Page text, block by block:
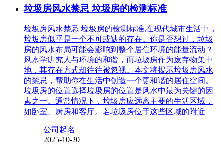
垃圾房风水禁忌 垃圾房的检测标准
垃圾房风水禁忌 垃圾房的检测标准,在现代城市生活中，
垃圾房似乎是一个不可或缺的存在。你是否想过，垃圾
房的风水布局可能会影响到整个居住环境的能量流动？
风水学讲究人与环境的和谐，而垃圾房作为废弃物集中
地，其存在方式却往往被忽视。本文将揭示垃圾房风水
的禁忌，帮助你在生活中创造一个更和谐的居住空间。
垃圾房的位置选择垃圾房的位置是风水中最为关键的因
素之一。通常情况下，垃圾房应远离主要的生活区域，
如卧室、厨房和客厅。若垃圾房位于这些区域的附近
公司起名
2025-10-20